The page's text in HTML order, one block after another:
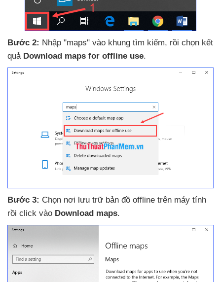
Bước 2: Nhập "maps" vào khung tìm kiếm, rồi chọn kết
quả Download maps for offline use.
Bước 3: Chọn nơi lưu trữ bản đồ offline trên máy tính
rồi click vào Download maps.